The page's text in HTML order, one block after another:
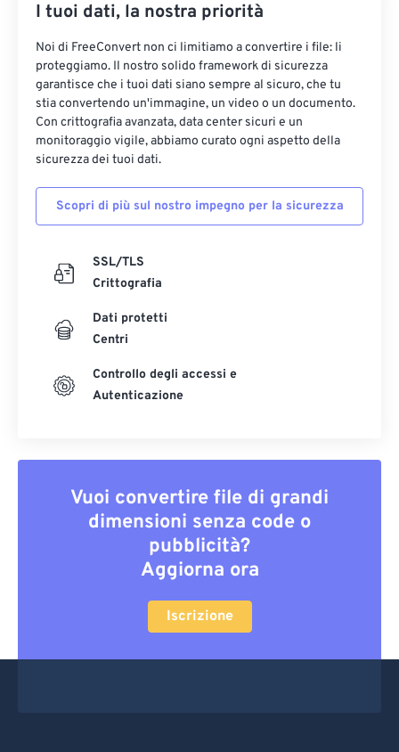
I tuoi dati, la nostra priorità
Noi di FreeConvert non ci limitiamo a convertire i file: li
proteggiamo. Il nostro solido framework di sicurezza
garantisce che i tuoi dati siano sempre al sicuro, che tu
stia convertendo un'immagine, un video o un documento.
Con crittografia avanzata, data center sicuri e un
monitoraggio vigile, abbiamo curato ogni aspetto della
sicurezza dei tuoi dati.
Scopri di più sul nostro impegno per la sicurezza
SSL/TLS
Crittografia
Dati protetti
Centri
Controllo degli accessi e
Autenticazione
Vuoi convertire file di grandi
dimensioni senza code o
pubblicità?
Aggiorna ora
Iscrizione